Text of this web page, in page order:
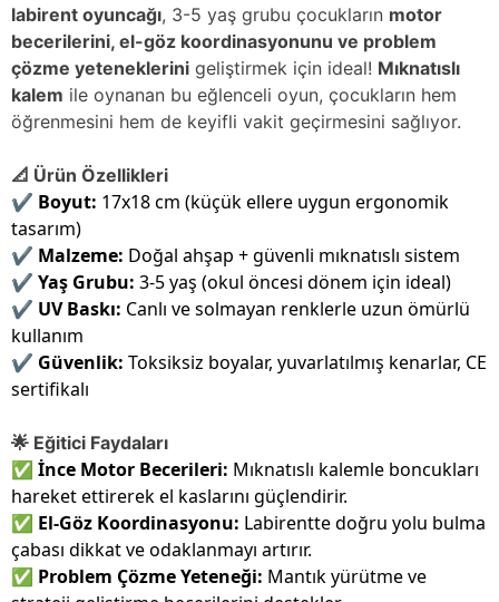
labirent oyuncağı, 3-5 yaş grubu çocukların motor
becerilerini, el-göz koordinasyonunu ve problem
çözme yeteneklerini geliştirmek için ideal! Mıknatıslı
kalem ile oynanan bu eğlenceli oyun, çocukların hem
öğrenmesini hem de keyifli vakit geçirmesini sağlıyor.
📐 Ürün Özellikleri
✔ Boyut: 17x18 cm (küçük ellere uygun ergonomik
tasarım)
✔ Malzeme: Doğal ahşap + güvenli mıknatıslı sistem
✔ Yaş Grubu: 3-5 yaş (okul öncesi dönem için ideal)
✔ UV Baskı: Canlı ve solmayan renklerle uzun ömürlü
kullanım
✔ Güvenlik: Toksiksiz boyalar, yuvarlatılmış kenarlar, CE
sertifikalı
🌟 Eğitici Faydaları
✅ İnce Motor Becerileri: Mıknatıslı kalemle boncukları
hareket ettirerek el kaslarını güçlendirir.
✅ El-Göz Koordinasyonu: Labirentte doğru yolu bulma
çabası dikkat ve odaklanmayı artırır.
✅ Problem Çözme Yeteneği: Mantık yürütme ve